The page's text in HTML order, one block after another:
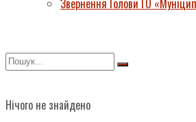
Звернення Голови ГО
Нічого не знайдено